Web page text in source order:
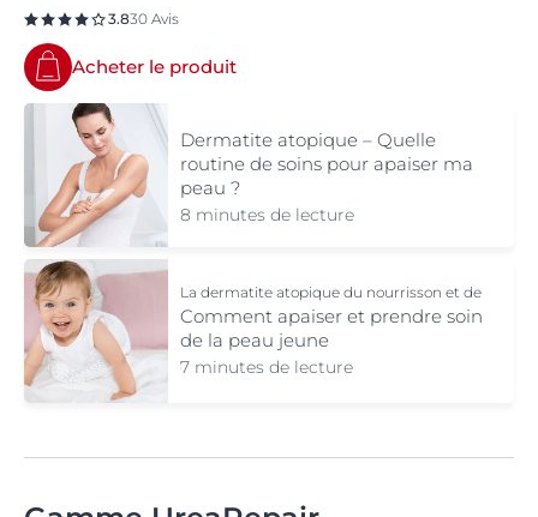
3.830 Avis
Acheter le produit
Dermatite atopique – Quelle
routine de soins pour apaiser ma
peau ?
8 minutes de lecture
La dermatite atopique du nourrisson et de
l’enfant
Comment apaiser et prendre soin
de la peau jeune
7 minutes de lecture